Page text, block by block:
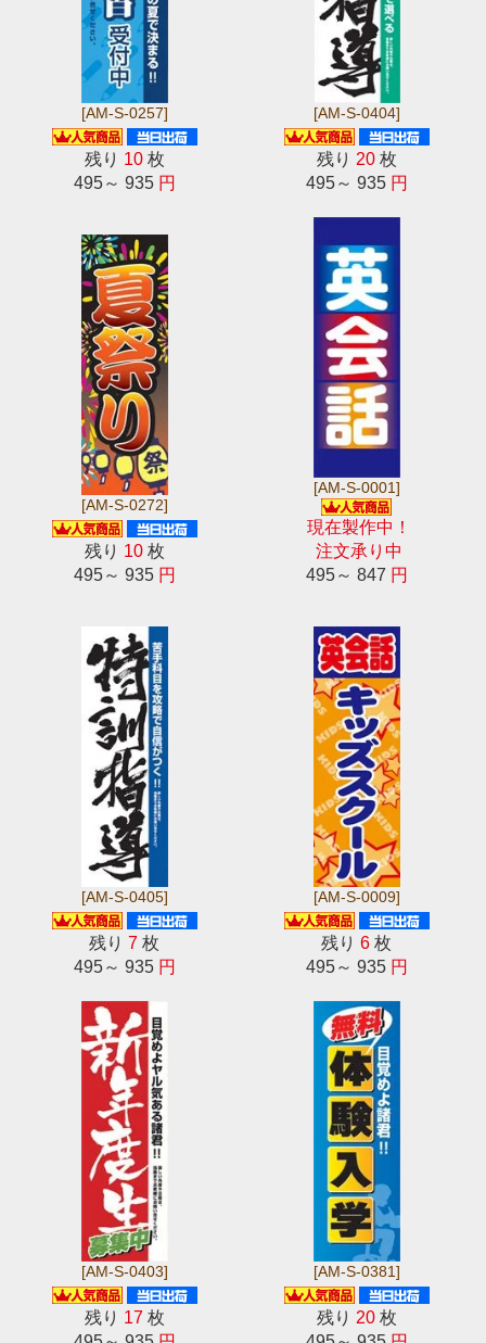
[AM-S-0257]
残り 10枚
495～ 935 円
[AM-S-0404]
残り 20枚
495～ 935 円
[AM-S-0272]
残り 10枚
495～ 935 円
[AM-S-0001]
現在製作中！
注文承り中
495～ 847 円
[AM-S-0405]
残り7 枚
495～ 935 円
[AM-S-0009]
残り6 枚
495～ 935 円
[AM-S-0403]
残り 17 枚
[AM-S-0381]
残り 20枚